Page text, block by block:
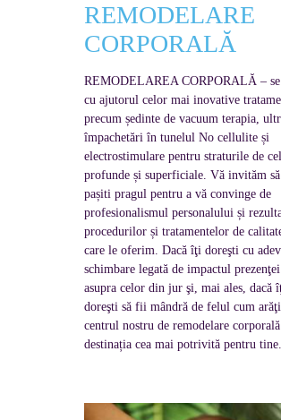
REMODELARE
CORPORALĂ
REMODELAREA CORPORALĂ – se
cu ajutorul celor mai inovative
precum ședinte de vacuum terapia,
împachetări în tunelul No cellulite și
electrostimulare pentru straturile de
profunde și superficiale. Vă invităm
pașiti pragul pentru a vă convinge de
profesionalismul personalului și
procedurilor și tratamentelor de
care le oferim. Dacă îţi doreşti cu
schimbare legată de impactul
asupra celor din jur şi, mai ales, dacă
doreşti să fii mândră de felul cum
centrul nostru de remodelare corporală
destinația cea mai potrivită pentru tine.